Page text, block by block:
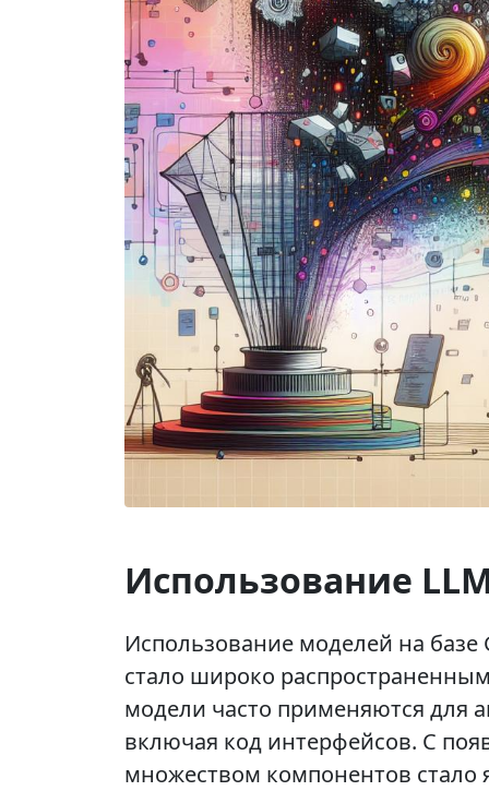
Использование
Использование моделей на базе
стало широко
модели часто применяются для
включая код интерфейсов. С
множеством компонентов стало